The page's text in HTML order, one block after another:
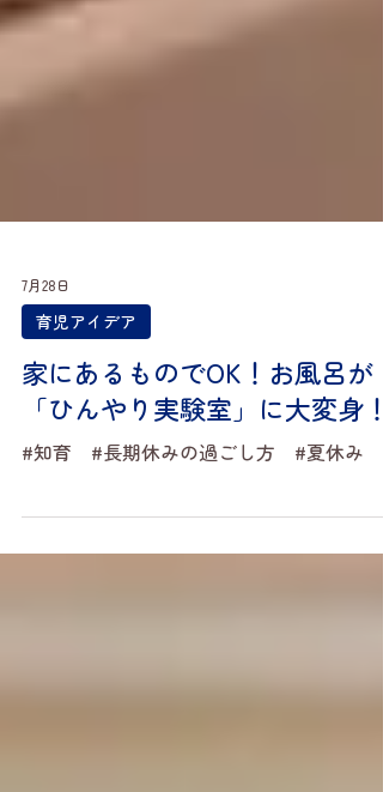
7月28日
育児アイデア
家にあるものでOK！お風呂が
「ひんやり実験室」に大変身！